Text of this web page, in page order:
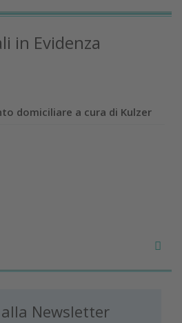
in Evidenza
domiciliare a cura di Kulzer
Newsletter